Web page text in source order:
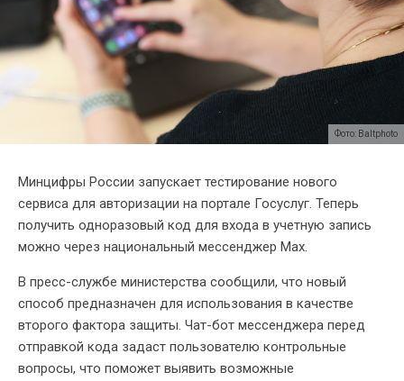
Фото: Baltphoto
Минцифры России запускает тестирование нового
сервиса для авторизации на портале Госуслуг. Теперь
получить одноразовый код для входа в учетную запись
можно через национальный мессенджер Мах.
В пресс-службе министерства сообщили, что новый
способ предназначен для использования в качестве
второго фактора защиты. Чат-бот мессенджера перед
отправкой кода задаст пользователю контрольные
вопросы, что поможет выявить возможные